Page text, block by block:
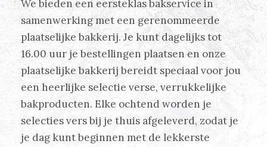
We bieden een eersteklas bakservice in
samenwerking met een gerenommeerde
plaatselijke bakkerij. Je kunt dagelijks tot
16.00 uur je bestellingen plaatsen en onze
plaatselijke bakkerij bereidt speciaal voor jou
een heerlijke selectie verse, verrukkelijke
bakproducten. Elke ochtend worden je
selecties vers bij je thuis afgeleverd, zodat je
je dag kunt beginnen met de lekkerste